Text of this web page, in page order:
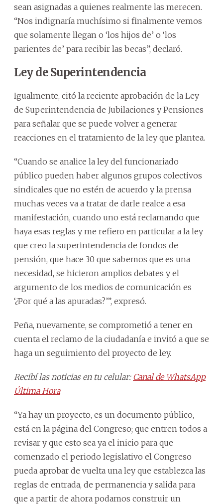
sean asignadas a quienes realmente las merecen.
“Nos indignaría muchísimo si finalmente vemos
que solamente llegan o ‘los hijos de’ o ‘los
parientes de’ para recibir las becas”, declaró.
Ley de Superintendencia
Igualmente, citó la reciente aprobación de la Ley
de Superintendencia de Jubilaciones y Pensiones
para señalar que se puede volver a generar
reacciones en el tratamiento de la ley que plantea.
“Cuando se analice la ley del funcionariado
público pueden haber algunos grupos colectivos
sindicales que no estén de acuerdo y la prensa
muchas veces va a tratar de darle realce a esa
manifestación, cuando uno está reclamando que
haya esas reglas y me refiero en particular a la ley
que creo la superintendencia de fondos de
pensión, que hace 30 que sabemos que es una
necesidad, se hicieron amplios debates y el
argumento de los medios de comunicación es
‘¿Por qué a las apuradas?’”, expresó.
Peña, nuevamente, se comprometió a tener en
cuenta el reclamo de la ciudadanía e invitó a que se
haga un seguimiento del proyecto de ley.
Recibí las noticias en tu celular: Canal de WhatsApp
Última Hora
“Ya hay un proyecto, es un documento público,
está en la página del Congreso; que entren todos a
revisar y que esto sea ya el inicio para que
comenzado el periodo legislativo el Congreso
pueda aprobar de vuelta una ley que establezca las
reglas de entrada, de permanencia y salida para
que a partir de ahora podamos construir un